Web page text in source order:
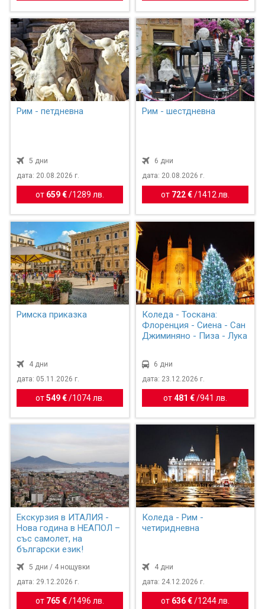
Рим - петдневна
5 дни
дата: 20.08.2026 г.
от 659 € / 1289 лв.
Рим - шестдневна
6 дни
дата: 20.08.2026 г.
от 722 €/ 1412 лв.
Римска приказка
4 дни
дата: 05.11.2026 г.
от549 € / 1074 лв.
Коледа - Тоскана:
Флоренция - Сиена - Сан
Джиминяно - Пиза - Лука
6 дни
дата: 23.12.2026 г.
от481 €/941 лв.
Екскурзия в ИТАЛИЯ -
Нова година в НЕАПОЛ –
със самолет, на
български език!
5 дни / 4 нощувки
дата: 29.12.2026 г.
от 765 € / 1496 лв.
Коледа - Рим -
четиридневна
4 дни
дата: 24.12.2026 г.
от 636 €/ 1244 лв.